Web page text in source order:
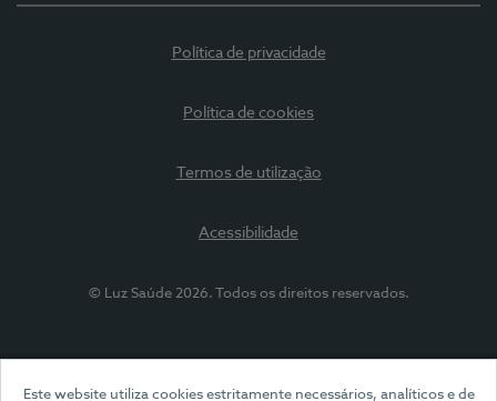
Este website utiliza cookies estritamente necessários, analíticos e de
Política de privacidade
Política de cookies
Termos de utilização
Acessibilidade
© Luz Saúde 2026. Todos os direitos reservados.